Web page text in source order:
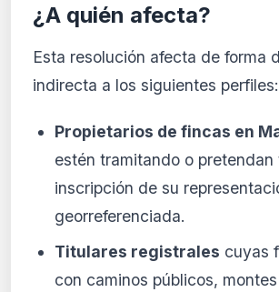
¿A quién afecta?
Esta resolución afecta de forma
indirecta a los siguientes perfiles:
Propietarios de fincas en
estén tramitando o pretendan
inscripción de su
georreferenciada.
Titulares registrales cuyas
con caminos públicos,